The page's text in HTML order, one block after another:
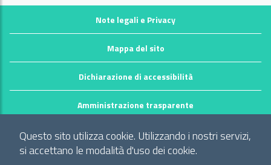
Questo sito utilizza cookie. Utilizzando i nostri servizi,
si accettano le modalità d'uso dei cookie.
Note legali e Privacy
Mappa del sito
Dichiarazione di accessibilità
Amministrazione trasparente
©2026 GECT GO / EZTS GO
Realizzato da infoFactory Web Agency.